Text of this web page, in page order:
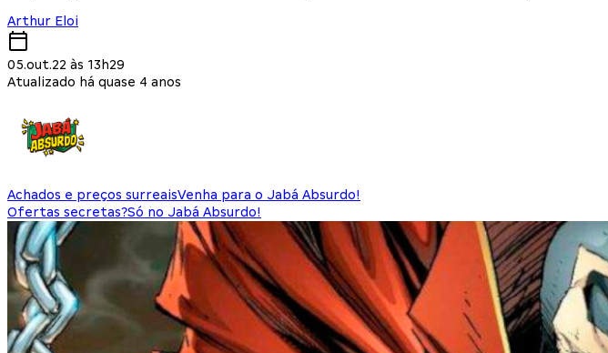
Arthur Eloi
05.out.22 às 13h29
Atualizado há quase 4 anos
Achados e preços surreaisVenha para o Jabá Absurdo!
Ofertas secretas?Só no Jabá Absurdo!